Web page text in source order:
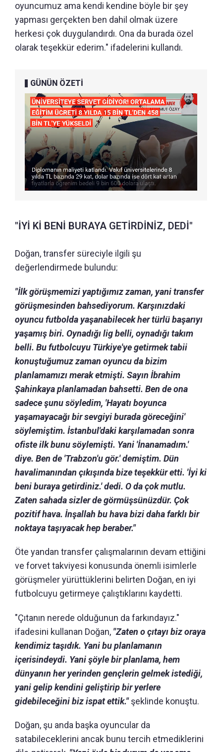
oyuncumuz ama kendi kendine böyle bir şey
yapması gerçekten ben dahil olmak üzere
herkesi çok duygulandırdı. Ona da burada özel
olarak teşekkür ederim." ifadelerini kullandı.
GÜNÜN ÖZETİ
"İYİ Kİ BENİ BURAYA GETİRDİNİZ, DEDİ"
Doğan, transfer süreciyle ilgili şu
değerlendirmede bulundu:
"İlk görüşmemizi yaptığımız zaman, yani transfer
görüşmesinden bahsediyorum. Karşınızdaki
oyuncu futbolda yaşanabilecek her türlü başarıyı
yaşamış biri. Oynadığı lig belli, oynadığı takım
belli. Bu futbolcuyu Türkiye'ye getirmek tabii
konuştuğumuz zaman oyuncu da bizim
planlamamızı merak etmişti. Sayın İbrahim
Şahinkaya planlamadan bahsetti. Ben de ona
sadece şunu söyledim, 'Hayatı boyunca
yaşamayacağı bir sevgiyi burada göreceğini'
söylemiştim. İstanbul'daki karşılamadan sonra
ofiste ilk bunu söylemişti. Yani 'İnanamadım.'
diye. Ben de 'Trabzon'u gör.' demiştim. Dün
havalimanından çıkışında bize teşekkür etti. 'İyi ki
beni buraya getirdiniz.' dedi. O da çok mutlu.
Zaten sahada sizler de görmüşsünüzdür. Çok
pozitif hava. İnşallah bu hava bizi daha farklı bir
noktaya taşıyacak hep beraber."
Öte yandan transfer çalışmalarının devam ettiğini
ve forvet takviyesi konusunda önemli isimlerle
görüşmeler yürüttüklerini belirten Doğan, en iyi
futbolcuyu getirmeye çalıştıklarını kaydetti.
"Çıtanın nerede olduğunun da farkındayız."
ifadesini kullanan Doğan, "Zaten o çıtayı biz oraya
kendimiz taşıdık. Yani bu planlamanın
içerisindeydi. Yani şöyle bir planlama, hem
dünyanın her yerinden gençlerin gelmek istediği,
yani gelip kendini geliştirip bir yerlere
gidebileceğini biz ispat ettik."şeklinde konuştu.
Doğan, şu anda başka oyuncular da
satabileceklerini ancak bunu tercih etmediklerini